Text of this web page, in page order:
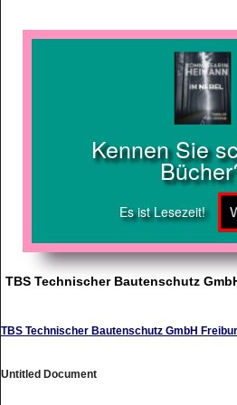
Kennen Sie
Es ist Lesezeit!
TBS Technischer Bautenschutz
TBS Technischer Bautenschutz GmbH
Untitled Document